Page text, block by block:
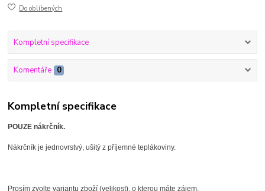
Do oblíbených
Kompletní specifikace
Komentáře 0
Kompletní specifikace
POUZE nákrčník.
Nákrčník je jednovrstvý, ušitý z příjemné teplákoviny.
Prosím zvolte variantu zboží (velikost), o kterou máte zájem.